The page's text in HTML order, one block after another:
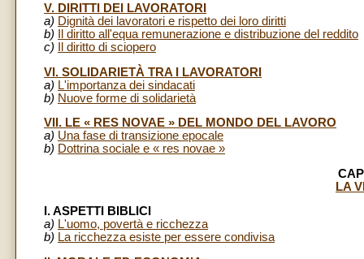
V. DIRITTI DEI LAVORATORI
a) Dignità dei lavoratori e rispetto dei loro diritti
b)
Il diritto all'equa remunerazione e distribuzione del reddito
c)
Il diritto di sciopero
VI. SOLIDARIETÀ TRA I LAVORATORI
a) L'importanza dei sindacati
b) Nuove forme di solidarietà
VII. LE « RES NOVAE » DEL MONDO DEL LAVORO
a) Una fase di transizione epocale
b) Dottrina sociale e « res novae »
LA
I. ASPETTI BIBLICI
a) L'uomo, povertà e ricchezza
b) La ricchezza esiste per essere condivisa